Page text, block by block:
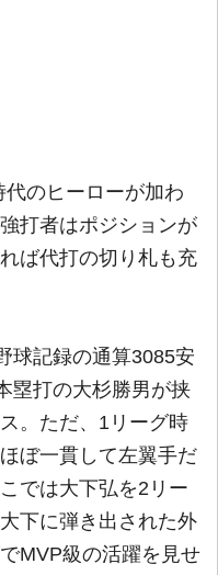
のヒーローが加わ
打者はポジションが
ば代打の切り札も充
球記録の通算3085安
塁打の大杉勝男が挟
。ただ、1リーグ時
ぼ一貫して左翼手だ
では大下弘を2リー
下に弾き出された外
MVP級の活躍を見せ